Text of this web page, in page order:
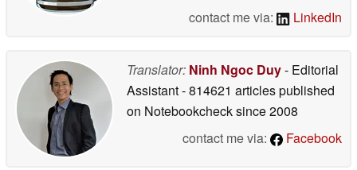
contact me via:
LinkedIn
Translator: Ninh Ngoc Duy- Editorial
Assistant- 814621 articles published
on Notebookchecksince 2008
contact me via:
Facebook